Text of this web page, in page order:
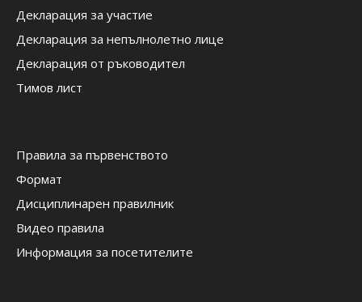
Декларация за участие
Декларация за непълнолетно лице
Декларация от ръководител
Тимов лист
Правила за първенството
Формат
Дисциплинарен правилник
Видео правила
Информация за посетителите